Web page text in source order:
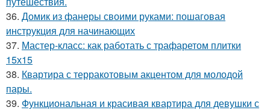
36. Домик из фанеры своими руками: пошаговая
инструкция для начинающих
37. Мастер-класс: как работать с трафаретом плитки
15х15
38. Квартира с терракотовым акцентом для молодой
пары.
39. Функциональная и красивая квартира для девушки с